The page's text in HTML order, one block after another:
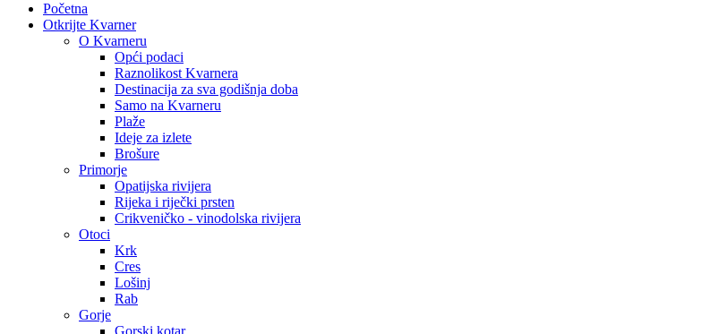
Početna
Otkrijte Kvarner
O Kvarneru
Opći podaci
Raznolikost Kvarnera
Destinacija za sva godišnja doba
Samo na Kvarneru
Plaže
Ideje za izlete
Brošure
Primorje
Opatijska rivijera
Rijeka i riječki prsten
Crikveničko - vinodolska rivijera
Otoci
Krk
Cres
Lošinj
Rab
Gorje
Gorski kotar